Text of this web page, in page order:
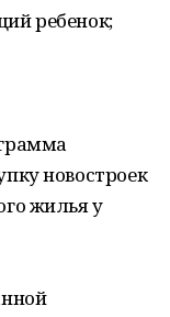
ребенок;
новостроек
жилья у